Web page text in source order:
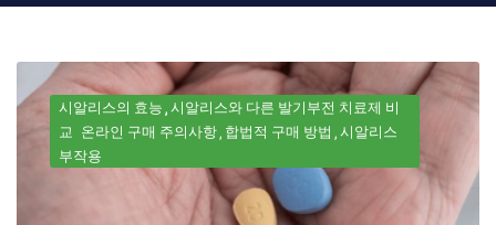
시알리스의 효능 시알리스와 다른 발기부전 치료제 비
교 온라인 구매 주의사항 합법적 구매 방법 시알리스
부작용